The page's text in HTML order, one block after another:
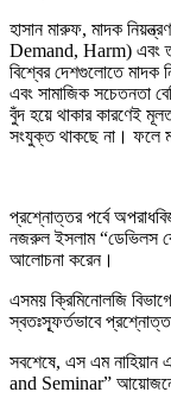
হাসান মারুফ, মাদক
Demand, Harm) এবং
বিশ্বের দেশগুলোতে মাদক
এবং সামাজিক সচেতনতা
বুঁদ হয়ে থাকার কারণেই
সংযুক্ত থাকছে না। ফলে
প্রশ্নোত্তর পর্বে
নজরুল ইসলাম “ডেভিলস
আলোচনা করেন।
এসময় ক্রিমিনোলজি
স্বতঃস্ফূর্তভাবে
সবশেষে, এস এম
and Seminar”